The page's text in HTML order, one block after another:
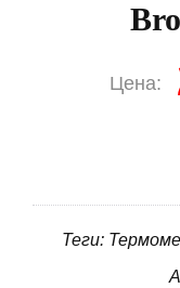
Цена:
Теги: